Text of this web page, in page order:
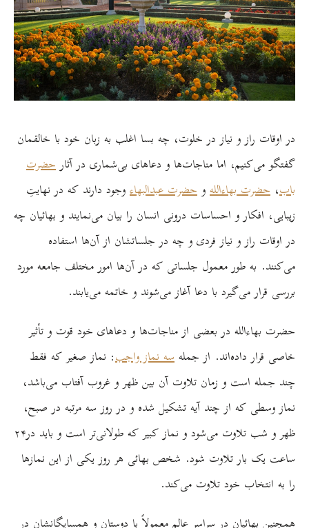
در اوقات راز و نیاز در خلوت، چه بسا اغلب به زبان خود با خالقمان
گفتگو می‌کنیم، اما مناجات‌ها و دعاهای بی‌شماری در آثارحضرت
باب، حضرت بهاءاللهوحضرت عبدالبهاءوجود دارند که در نهایتِ
زیبایی، افکار و احساسات درونی انسان را بیان می‌نمایند و بهائیان چه
در اوقات راز و نیاز فردی و چه در جلساتشان از آن‌ها استفاده
می‌کنند. به طور معمول جلساتی که در آن‌ها امور مختلف جامعه مورد
بررسی قرار می‌گیرد با دعا آغاز می‌شوند و خاتمه می‌یابند.
حضرت بهاءالله در بعضی از مناجات‌ها و دعاهای خود قوت و تأثیر
خاصی قرار داده‌اند. از جملهسه نماز واجب: نماز صغیر که فقط
چند جمله است و زمان تلاوت آن بین ظهر و غروب آفتاب می‌باشد،
نماز وسطی که از چند آیه تشکیل شده و در روز سه مرتبه در صبح،
ظهر و شب تلاوت می‌شود و نماز کبیر که طولانی‌تر است و بايد در۲۴
ساعت یک بار تلاوت شود. شخص بهائی هر روز یکی از این نمازها
را به انتخاب خود تلاوت می‌کند.